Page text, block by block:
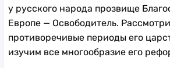
у русского народа прозвище
Европе — Освободитель.
противоречивые периоды его
изучим все многообразие его